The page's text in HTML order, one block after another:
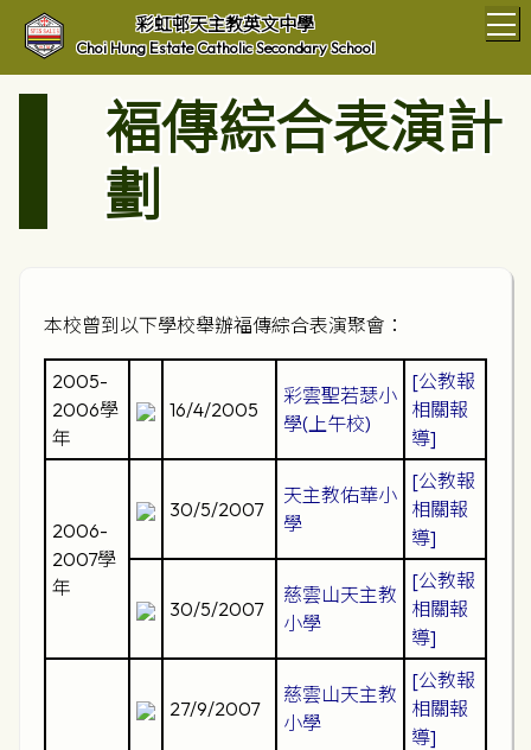
彩虹邨天主教英文中學
Choi Hung Estate Catholic Secondary School
褔傳綜合表演計
劃
本校曾到以下學校舉辦福傳綜合表演聚會：
2005-
2006學
年
16/4/2005
彩雲聖若瑟小
學(上午校)
[公教報
相關報
導]
2006-
2007學
年
30/5/2007
天主教佑華小
學
[公教報
相關報
導]
30/5/2007
慈雲山天主教
小學
[公教報
相關報
導]
27/9/2007
慈雲山天主教
小學
[公教報
相關報
導]